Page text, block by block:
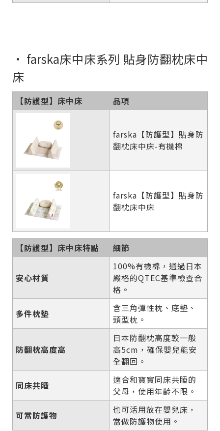
• farska床中床系列 貼身防翻枕床中
床
【防護型】床中床 品項
farska【防護型】貼身防
翻枕床中床-有機棉
farska【防護型】貼身防
翻枕床中床
【防護型】床中床特點 細節
安心材質
100%有機棉，通過日本
嚴格的QTEC基準檢查合
格。
多件枕墊
含三角彈性枕、底墊、
頭型枕。
防翻枕高度高
日本防翻枕高度較一般
高5cm，確保嬰兒能安
全翻回。
同床共睡
適合和寶寶同床共睡的
父母，使用年齡不限。
可當防護物
也可活用放在嬰兒床，
當做防護物使用。